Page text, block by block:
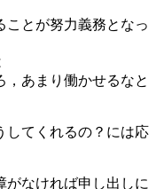
ことが努力義務となっ
あまり働かせるなと
してくれるの？には応
がなければ申し出しに